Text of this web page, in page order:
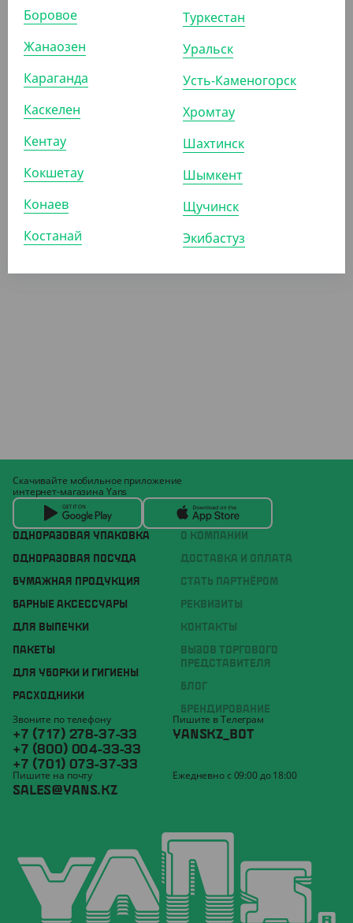
используйте переключатель «Списать бонусы» и
укажите количество бонусов для списания в
появившемся поле
Только физические лица могут списывать бонусы при
оплате покупок
Можно списать бонусы только при самостоятельном
оформлении заказа и через сайт и приложение.
ОДНОРАЗОВАЯ УПАКОВКА
ОДНОРАЗОВАЯ ПОСУДА
БУМАЖНАЯ ПРОДУКЦИЯ
БАРНЫЕ АКСЕССУАРЫ
ДЛЯ ВЫПЕЧКИ
ПАКЕТЫ
ДЛЯ УБОРКИ И ГИГИЕНЫ
РАСХОДНИКИ
О КОМПАНИИ
ДОСТАВКА И ОПЛАТА
СТАТЬ ПАРТНЁРОМ
РЕКВИЗИТЫ
КОНТАКТЫ
ВЫЗОВ ТОРГОВОГО
ПРЕДСТАВИТЕЛЯ
БЛОГ
БРЕНДИРОВАНИЕ
Скачивайте мобильное приложение
интернет-магазина Yans
Звоните по телефону
+7 (717) 278-37-33
+7 (800) 004-33-33
+7 (701) 073-37-33
Пишите в Телеграм
YANSKZ_BOT
Пишите на почту
SALES@YANS.KZ
Ежедневно с 09:00 до 18:00
Боровое
Жанаозен
Караганда
Каскелен
Кентау
Кокшетау
Конаев
Костанай
Туркестан
Уральск
Усть-Каменогорск
Хромтау
Шахтинск
Шымкент
Щучинск
Экибастуз